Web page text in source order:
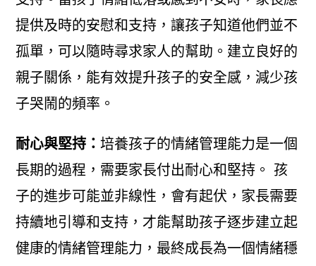
提供及時的安慰和支持，讓孩子知道他們並不
孤單，可以隨時尋求家人的幫助。建立良好的
親子關係，能有效提升孩子的安全感，減少孩
子哭鬧的頻率。
耐心與堅持： 培養孩子的情緒管理能力是一個
長期的過程，需要家長付出耐心和堅持。 孩
子的進步可能並非線性，會有起伏，家長需要
持續地引導和支持，才能幫助孩子逐步建立起
健康的情緒管理能力，最終成長為一個情緒穩